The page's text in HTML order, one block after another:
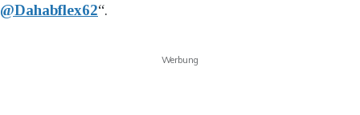
@Dahabflex62“.
Werbung